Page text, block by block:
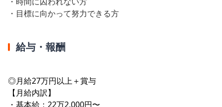
・目標に向かって努力できる方
給与・報酬
◎月給27万円以上＋賞与
【月給内訳】
・基本給：22万2,000円〜